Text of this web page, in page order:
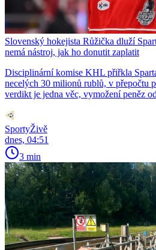
Slovenský hokejista Růžička dluží
nemá nástroj, jak ho donutit zaplatit
Disciplinární komise KHL přiřkla
necelých 30 milionů rublů, v přepočtu
verdikt je jedna věc, vymožení peněz
SportyŽivě
dnes, 04:51
3 min